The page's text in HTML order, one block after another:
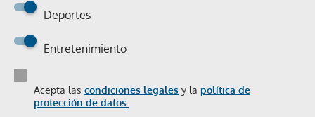
Deportes
Entretenimiento
Acepta las condiciones legales y la política de
protección de datos.